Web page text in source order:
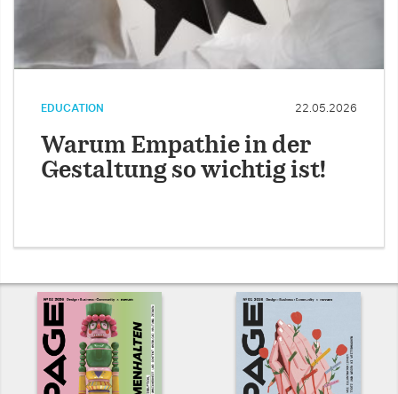
EDUCATION 22.05.2026
Warum Empathie in der
Gestaltung so wichtig ist!